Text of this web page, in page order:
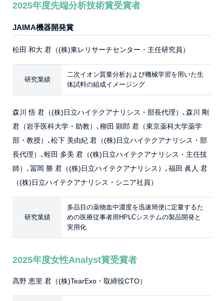
2025年度先端分析技術賞受賞者
JAIMA機器開発賞
松田 和大 君（(株)東レリサーチセンター・主任研究員）
研究業績
二次イオン質量分析および機械学習を用いた生
体試料の組成イメージング
森川 悟 君（(株)日立ハイテクアナリシス・部長代理）､森川 剛
君（岩手医科大学・助教）､柳田 顕郎 君（東京薬科大学薬学
部・教授）､松下 美由紀 君（(株)日立ハイテクアナリシス・部
長代理）､蛭田 多美 君（(株)日立ハイテクアナリシス・主任技
師）､冨岡 勝 君（(株)日立ハイテクアナリシス）､福田 眞人 君
（(株)日立ハイテクアナリシス・シニア社員）
研究業績
多品目の薬物血中濃度を迅速簡便に定量するた
めの医療従事者用HPLCシステムの製品開発と
実用化
2025年度女性Analyst賞受賞者
髙野 恵里 君（(株)TearExo・取締役CTO）